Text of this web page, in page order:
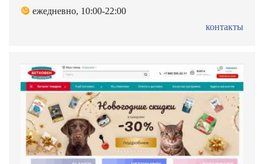
ежедневно, 10:00-22:00
контакты